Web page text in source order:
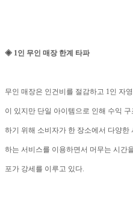
◈ 1인 무인 매장 한계 타파
무인 매장은 인건비를 절감하고 1인 자
이 있지만 단일 아이템으로 인해 수익
하기 위해 소비자가 한 장소에서 다양한
하는 서비스를 이용하면서 머무는 시간
포가 강세를 이루고 있다.